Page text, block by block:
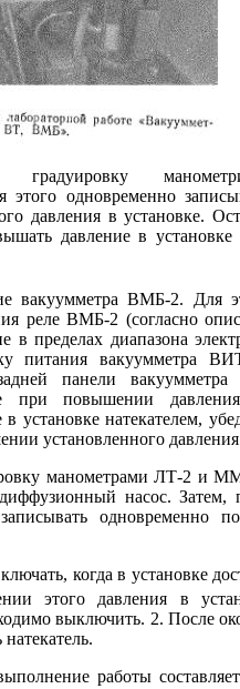
одновременно
давления в установке.
давление в
вакуумметра ВМБ-2. Для
реле ВМБ-2 (согласно
в пределах диапазона
питания вакуумметра
панели
при повышении
установке натекателем,
установленного
манометрами ЛТ-2 и
насос. Затем,
одновременно
когда в установке
этого давления в
выключить. 2. После
работы